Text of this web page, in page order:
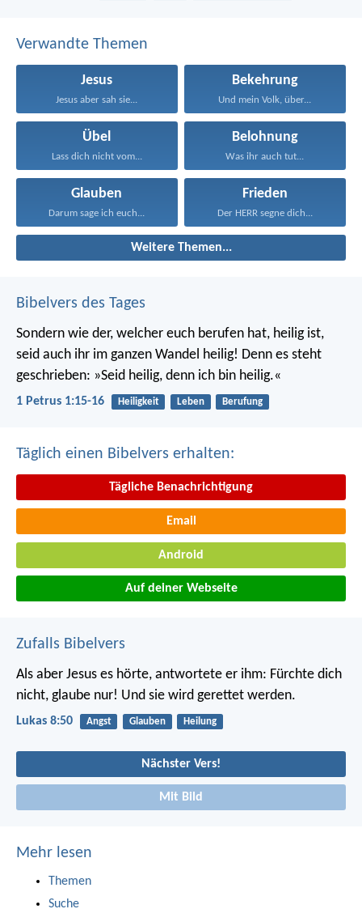
Verwandte Themen
Jesus
Jesus aber sah sie...
Bekehrung
Und mein Volk, über...
Übel
Lass dich nicht vom...
Belohnung
Was ihr auch tut...
Glauben
Darum sage ich euch...
Frieden
Der HERR segne dich...
Weitere Themen...
Bibelvers des Tages
Sondern wie der, welcher euch berufen hat, heilig ist,
seid auch ihr im ganzen Wandel heilig! Denn es steht
geschrieben: »Seid heilig, denn ich bin heilig.«
1 Petrus 1:15-16 Heiligkeit Leben Berufung
Täglich einen Bibelvers erhalten:
Tägliche Benachrichtigung
Email
Android
Auf deiner Webseite
Zufalls Bibelvers
Als aber Jesus es hörte, antwortete er ihm: Fürchte dich
nicht, glaube nur! Und sie wird gerettet werden.
Lukas 8:50 Angst Glauben Heilung
Nächster Vers!
Mit Bild
Mehr lesen
Themen
Suche